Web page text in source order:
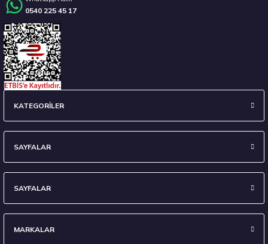
Stokta 12 Adet
0540 225 45 17
KATEGORİLER
SAYFALAR
SAYFALAR
MARKALAR